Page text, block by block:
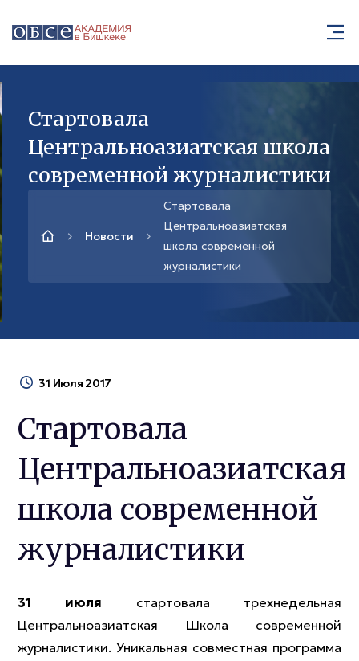
Стартовала
Центральноазиатская школа
современной журналистики
Новости
Стартовала
Центральноазиатская
школа современной
журналистики
31 Июля 2017
Стартовала
Центральноазиатская
школа современной
журналистики
31 июля стартовала трехнедельная
Центральноазиатская Школа современной
журналистики. Уникальная совместная программа